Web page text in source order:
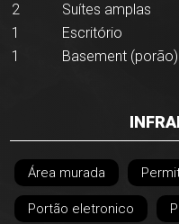
2
Suítes amplas
1
Escritório
1
Basement (porão)
Área murada
Portão eletronico